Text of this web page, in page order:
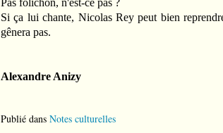
Si ça lui chante, Nicolas Rey peut bien
gênera pas.
Alexandre Anizy
Publié dans Notes culturelles